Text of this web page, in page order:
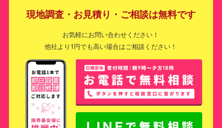
現地調査・お見積り・ご相談は無料です
お気軽にお問い合わせください！
他社より1円でも高い場合はご相談ください！